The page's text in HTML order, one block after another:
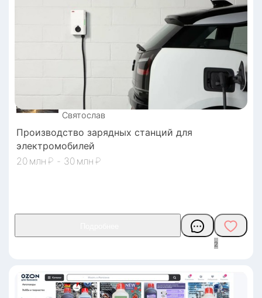
Святослав
Производство зарядных станций для
электромобилей
20
₽ - 30 ₽
2